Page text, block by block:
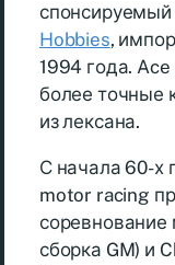
спонсируемый
Hobbies,
1994 года.
более точные
из лексана.
С начала 60-х
motor racing
сборка GM) и